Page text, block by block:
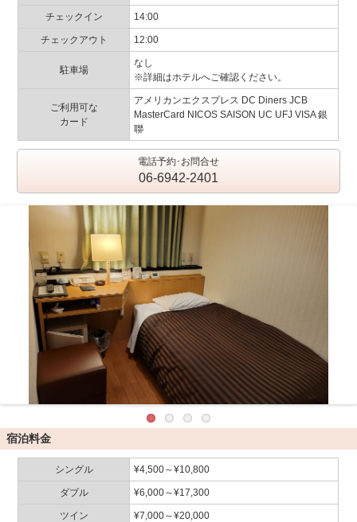
チェックイン 14:00
チェックアウト 12:00
駐車場
なし
※詳細はホテルへご確認ください。
ご利用可な
カード
アメリカンエクスプレス DC Diners JCB
MasterCard NICOS SAISON UC UFJ VISA 銀
聯
電話予約･お問合せ
06-6942-2401
宿泊料金
シングル ¥4,500～¥10,800
ダブル ¥6,000～¥17,300
ツイン ¥7,000～¥20,000